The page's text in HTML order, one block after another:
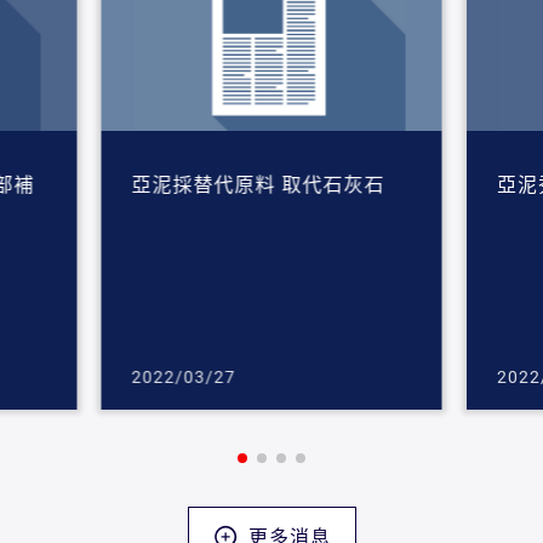
補 亞泥採替代原料 取代石灰石
2022/03/27
亞
更多消息